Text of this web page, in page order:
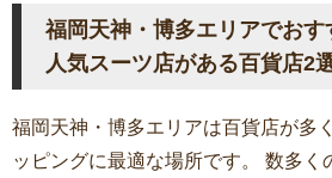
福岡天神・博多エリアでおす
人気スーツ店がある百貨店2
福岡天神・博多エリアは百貨店が多
ッピングに最適な場所です。 数多く